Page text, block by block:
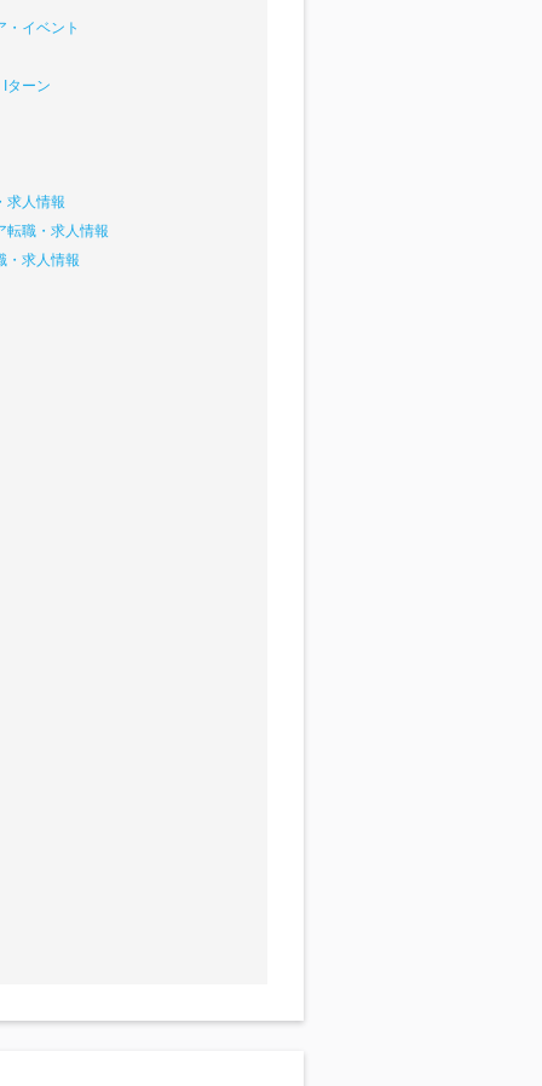
・イベント
ターン
求人情報
転職・求人情報
・求人情報